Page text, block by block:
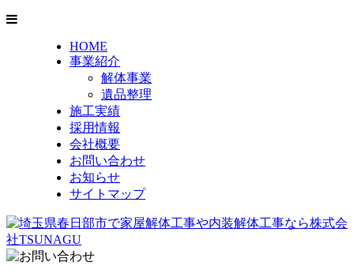
HOME
事業紹介
解体事業
遺品整理
施工実績
採用情報
会社概要
お問い合わせ
お知らせ
サイトマップ